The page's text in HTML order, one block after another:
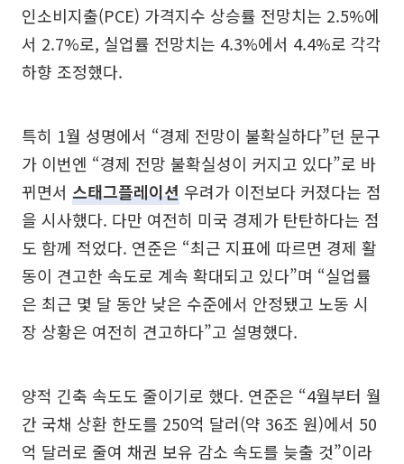
인소비지출(PCE) 가격지수 상승률 전망치는 2.5%에
서 2.7%로, 실업률 전망치는 4.3%에서 4.4%로 각각
하향 조정했다.
특히 1월 성명에서 “경제 전망이 불확실하다”던 문구
가 이번엔 “경제 전망 불확실성이 커지고 있다”로 바
뀌면서 스태그플레이션 우려가 이전보다 커졌다는 점
을 시사했다. 다만 여전히 미국 경제가 탄탄하다는 점
도 함께 적었다. 연준은 “최근 지표에 따르면 경제 활
동이 견고한 속도로 계속 확대되고 있다”며 “실업률
은 최근 몇 달 동안 낮은 수준에서 안정됐고 노동 시
장 상황은 여전히 견고하다”고 설명했다.
양적 긴축 속도도 줄이기로 했다. 연준은 “4월부터 월
간 국채 상환 한도를 250억 달러(약 36조 원)에서 50
억 달러로 줄여 채권 보유 감소 속도를 늦출 것”이라